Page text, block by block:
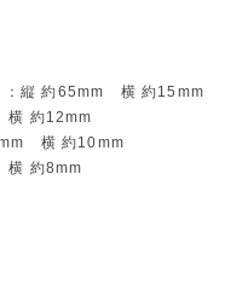
：縦 約65mm 横 約15mm
横 約12mm
横 約10mm
横 約8mm